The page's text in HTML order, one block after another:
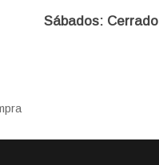
Sábados: Cerrado